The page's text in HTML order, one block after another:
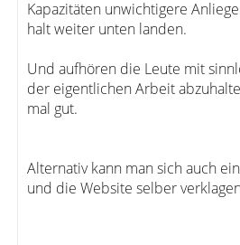
Kapazitäten unwichtigere
halt weiter unten landen.
Und aufhören die Leute mit
der eigentlichen Arbeit
mal gut.
Alternativ kann man sich auch
und die Website selber